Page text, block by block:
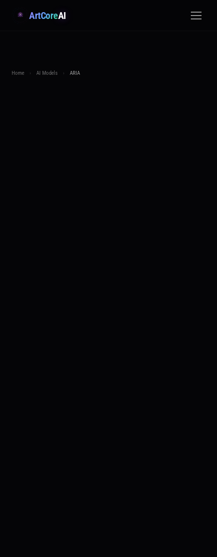
ArtCoreAI
Home › AI Models › ARIA